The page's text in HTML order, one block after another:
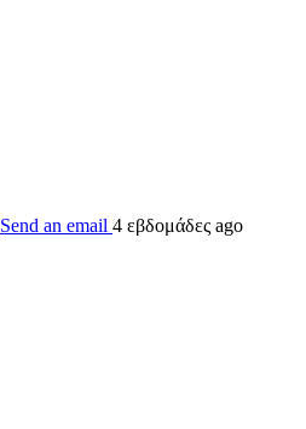
Send an email 4 εβδομάδες ago